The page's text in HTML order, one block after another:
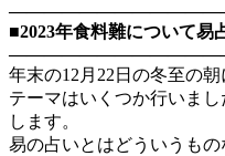
■2023年食料難について易
年末の12月22日の冬至の朝
テーマはいくつか行いま
します。
易の占いとはどういうも